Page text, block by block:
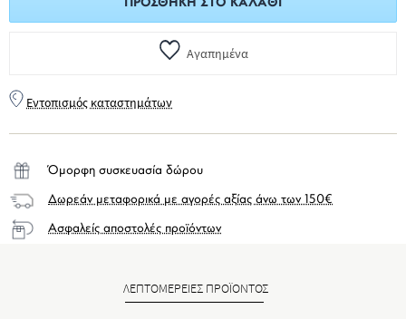
ΠΡΟΣΘΉΚΗ ΣΤΟ ΚΑΛΆΘΙ
Αγαπημένα
Εντοπισμός καταστημάτων
Όμορφη συσκευασία δώρου
Δωρεάν μεταφορικά με αγορές αξίας άνω των 150€
Ασφαλείς αποστολές προϊόντων
ΛΕΠΤΟΜΕΡΕΙΕΣ ΠΡΟΪΟΝΤΟΣ